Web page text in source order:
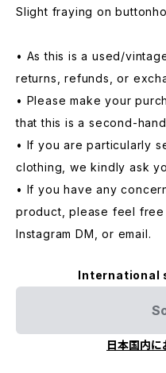
Slight fraying on
• As this is a used/
returns, refunds, or
• Please make your
that this is a second-
• If you are particularly
clothing, we kindly ask
• If you have any
product, please feel free
Instagram DM, or email.
International
日本国内に